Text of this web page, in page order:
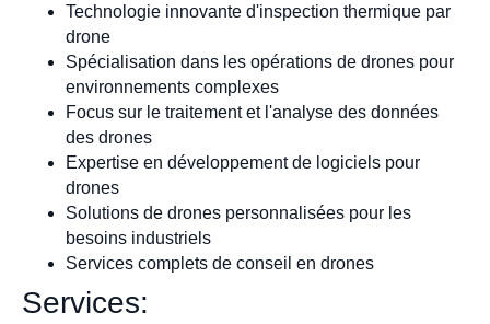
Technologie innovante d'inspection thermique par
drone
Spécialisation dans les opérations de drones pour
environnements complexes
Focus sur le traitement et l'analyse des données
des drones
Expertise en développement de logiciels pour
drones
Solutions de drones personnalisées pour les
besoins industriels
Services complets de conseil en drones
Services: